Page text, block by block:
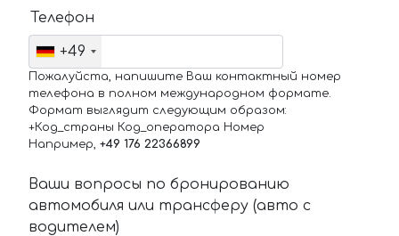
Телефон
+49
Пожалуйста, напишите Ваш контактный номер
телефона в полном международном формате.
Формат выглядит следующим образом:
+Код_страны Код_оператора Номер
Например, +49 176 22366899
Ваши вопросы по бронированию
автомобиля или трансферу (авто с
водителем)